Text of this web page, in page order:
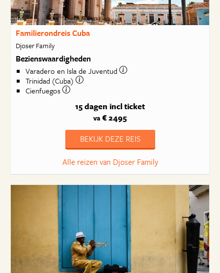
Familierondreis Cuba
Djoser Family
Bezienswaardigheden
Varadero en Isla de Juventud
Trinidad (Cuba)
Cienfuegos
15 dagen incl ticket
va € 2495
BEKIJK DEZE REIS
Alle reizen van Djoser Family